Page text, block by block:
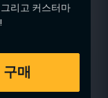
리고 커스터마
구매